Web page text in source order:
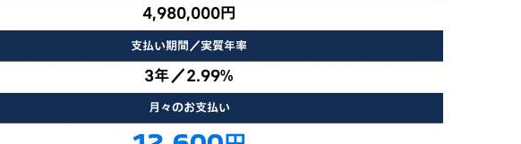
4,980,000円
支払い期間／実質年率
3年／2.99%
月々のお支払い